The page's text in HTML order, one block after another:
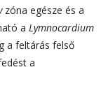
zóna egésze és a
a Lymnocardium
a feltárás felső
a